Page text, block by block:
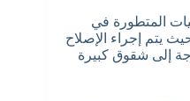
المتطورة في
يتم إجراء الإصلاح
إلى شقوق كبيرة